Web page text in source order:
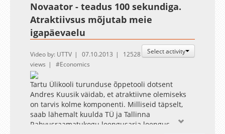
Novaator - teadus 100 sekundiga.
Atraktiivsus mõjutab meie
igapäevaelu
Select activity
Video by: UTTV 07.10.2013
12528
views
Economics
Tartu Ülikooli turunduse õppetooli dotsent
Andres Kuusik väidab, et atraktiivne olemiseks
on tarvis kolme komponenti. Milliseid täpselt,
saab lähemalt kuulda TÜ ja Tallinna
Rahvusraamatukogu loengusarja loengus